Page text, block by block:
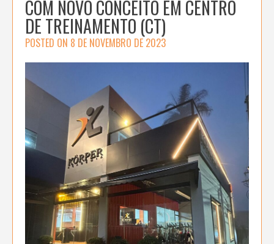
COM NOVO CONCEITO EM CENTRO
DE TREINAMENTO (CT)
POSTED ON 8 DE NOVEMBRO DE 2023